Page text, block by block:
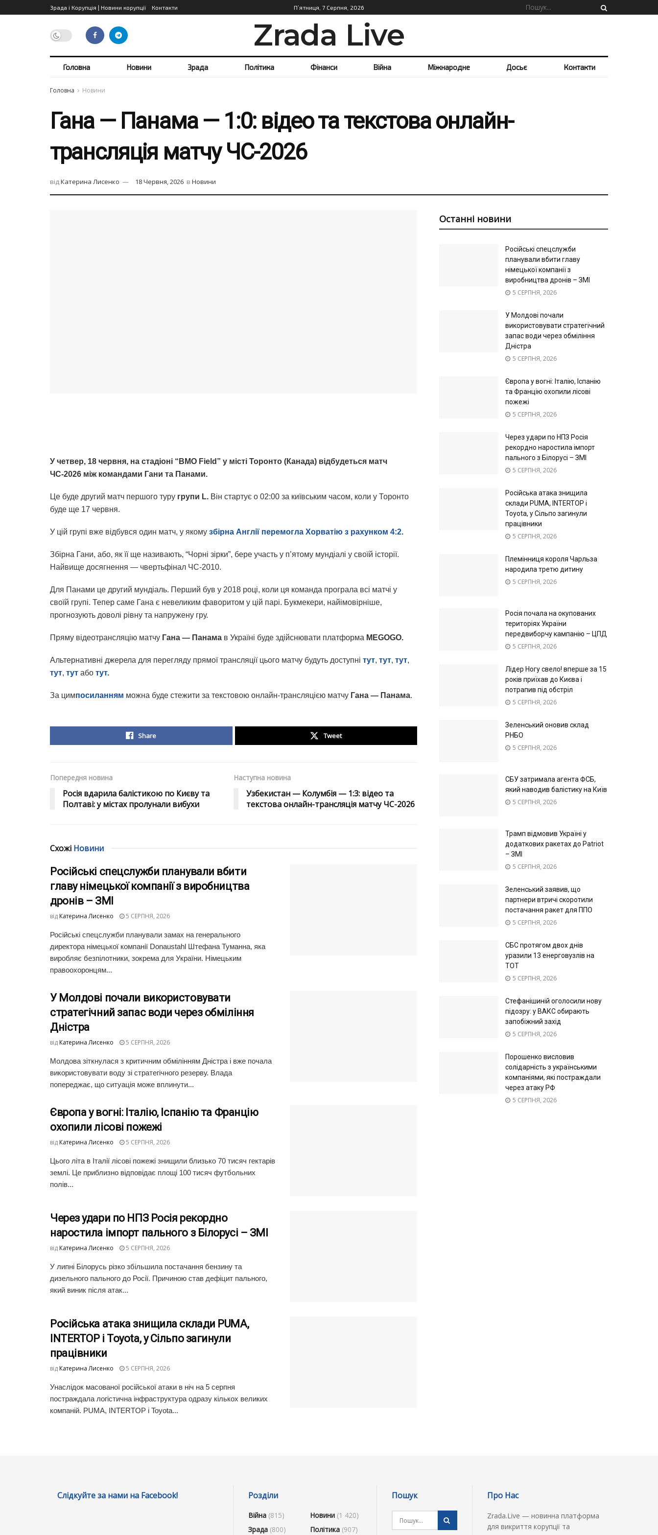
Зрада і Корупція | Новини корупції Контакти П’ятниця, 7 Серпня, 2026
Zrada Live
Головна Новини Зрада Політика Фінанси Війна Міжнародне Досьє Контакти
Головна Новини
Гана — Панама — 1:0: відео та текстова онлайн-
трансляція матчу ЧС-2026
відКатерина Лисенко 18 Червня, 2026 в Новини
У четвер, 18 червня, на стадіоні “BMO Field” у місті Торонто (Канада) відбудеться матч
ЧС-2026 між командами Гани та Панами.
Це буде другий матч першого туру групи L. Він стартує о 02:00 за київським часом, коли у Торонто
буде ще 17 червня.
У цій групі вже відбувся один матч, у якому збірна Англії перемогла Хорватію з рахунком 4:2.
Збірна Гани, або, як її ще називають, “Чорні зірки”, бере участь у п’ятому мундіалі у своїй історії.
Найвище досягнення — чвертьфінал ЧС-2010.
Для Панами це другий мундіаль. Перший був у 2018 році, коли ця команда програла всі матчі у
своїй групі. Тепер саме Гана є невеликим фаворитом у цій парі. Букмекери, найімовірніше,
прогнозують доволі рівну та напружену гру.
Пряму відеотрансляцію матчу Гана — Панама в Україні буде здійснювати платформа MEGOGO.
Альтернативні джерела для перегляду прямої трансляції цього матчу будуть доступні тут, тут, тут,
тут, тут або тут.
За цимпосиланням можна буде стежити за текстовою онлайн-трансляцією матчу Гана — Панама.
Share Tweet
Попередня новина
Росія вдарила балістикою по Києву та
Полтаві: у містах пролунали вибухи
Наступна новина
Узбекистан — Колумбія — 1:3: відео та
текстова онлайн-трансляція матчу ЧС-2026
Схожі Новини
Російські спецслужби планували вбити
главу німецької компанії з виробництва
дронів – ЗМІ
від Катерина Лисенко 5 СЕРПНЯ, 2026
Російські спецслужби планували замах на генерального
директора німецької компанії Donaustahl Штефана Туманна, яка
виробляє безпілотники, зокрема для України. Німецьким
правоохоронцям...
У Молдові почали використовувати
стратегічний запас води через обміління
Дністра
від Катерина Лисенко 5 СЕРПНЯ, 2026
Молдова зіткнулася з критичним обмілінням Дністра і вже почала
використовувати воду зі стратегічного резерву. Влада
попереджає, що ситуація може вплинути...
Європа у вогні: Італію, Іспанію та Францію
охопили лісові пожежі
від Катерина Лисенко 5 СЕРПНЯ, 2026
Цього літа в Італії лісові пожежі знищили близько 70 тисяч гектарів
землі. Це приблизно відповідає площі 100 тисяч футбольних
полів...
Через удари по НПЗ Росія рекордно
наростила імпорт пального з Білорусі – ЗМІ
від Катерина Лисенко 5 СЕРПНЯ, 2026
У липні Білорусь різко збільшила постачання бензину та
дизельного пального до Росії. Причиною став дефіцит пального,
який виник після атак...
Російська атака знищила склади PUMA,
INTERTOP і Toyota, у Сільпо загинули
працівники
від Катерина Лисенко 5 СЕРПНЯ, 2026
Унаслідок масованої російської атаки в ніч на 5 серпня
постраждала логістична інфраструктура одразу кількох великих
компаній. PUMA, INTERTOP і Toyota...
Останні новини
Російські спецслужби
планували вбити главу
німецької компанії з
виробництва дронів – ЗМІ
5 СЕРПНЯ, 2026
У Молдові почали
використовувати стратегічний
запас води через обміління
Дністра
5 СЕРПНЯ, 2026
Європа у вогні: Італію, Іспанію
та Францію охопили лісові
пожежі
5 СЕРПНЯ, 2026
Через удари по НПЗ Росія
рекордно наростила імпорт
пального з Білорусі – ЗМІ
5 СЕРПНЯ, 2026
Російська атака знищила
склади PUMA, INTERTOP і
Toyota, у Сільпо загинули
працівники
5 СЕРПНЯ, 2026
Племінниця короля Чарльза
народила третю дитину
5 СЕРПНЯ, 2026
Росія почала на окупованих
територіях України
передвиборчу кампанію – ЦПД
5 СЕРПНЯ, 2026
Лідер Ногу свело! вперше за 15
років приїхав до Києва і
потрапив під обстріл
5 СЕРПНЯ, 2026
Зеленський оновив склад
РНБО
5 СЕРПНЯ, 2026
СБУ затримала агента ФСБ,
який наводив балістику на Київ
5 СЕРПНЯ, 2026
Трамп відмовив Україні у
додаткових ракетах до Patriot
– ЗМІ
5 СЕРПНЯ, 2026
Зеленський заявив, що
партнери втричі скоротили
постачання ракет для ППО
5 СЕРПНЯ, 2026
СБС протягом двох днів
уразили 13 енерговузлів на
ТОТ
5 СЕРПНЯ, 2026
Стефанішиній оголосили нову
підозру: у ВАКС обирають
запобіжний захід
5 СЕРПНЯ, 2026
Порошенко висловив
солідарність з українськими
компаніями, які постраждали
через атаку РФ
5 СЕРПНЯ, 2026
Слідкуйте за нами на Facebook! Розділи
Війна (815)
Зрада (800)
Новини(1 420)
Політика(907)
Пошук Про Нас
Zrada.Live — новинна платформа
для викриття корупції та